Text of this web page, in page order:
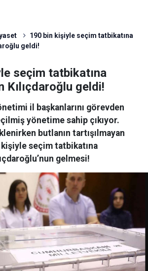
190 bin kişiyle seçim tatbikatına
geldi!
seçim tatbikatına
Kılıçdaroğlu geldi!
il başkanlarını görevden
yönetime sahip çıkıyor.
butlanın tartışılmayan
seçim tatbikatına
gelmesi!